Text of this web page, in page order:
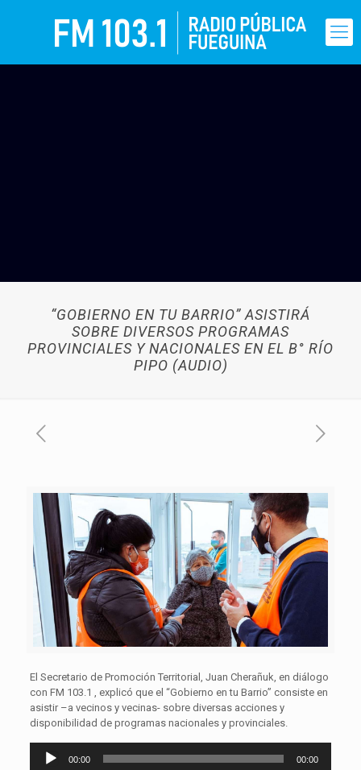
“GOBIERNO EN TU BARRIO” ASISTIRÁ
SOBRE DIVERSOS PROGRAMAS
PROVINCIALES Y NACIONALES EN EL B° RÍO
PIPO (AUDIO)
El Secretario de Promoción Territorial, Juan Cherañuk, en diálogo
con FM 103.1 , explicó que el “Gobierno en tu Barrio” consiste en
asistir –a vecinos y vecinas- sobre diversas acciones y
disponibilidad de programas nacionales y provinciales.
Reproductor
00:00 00:00